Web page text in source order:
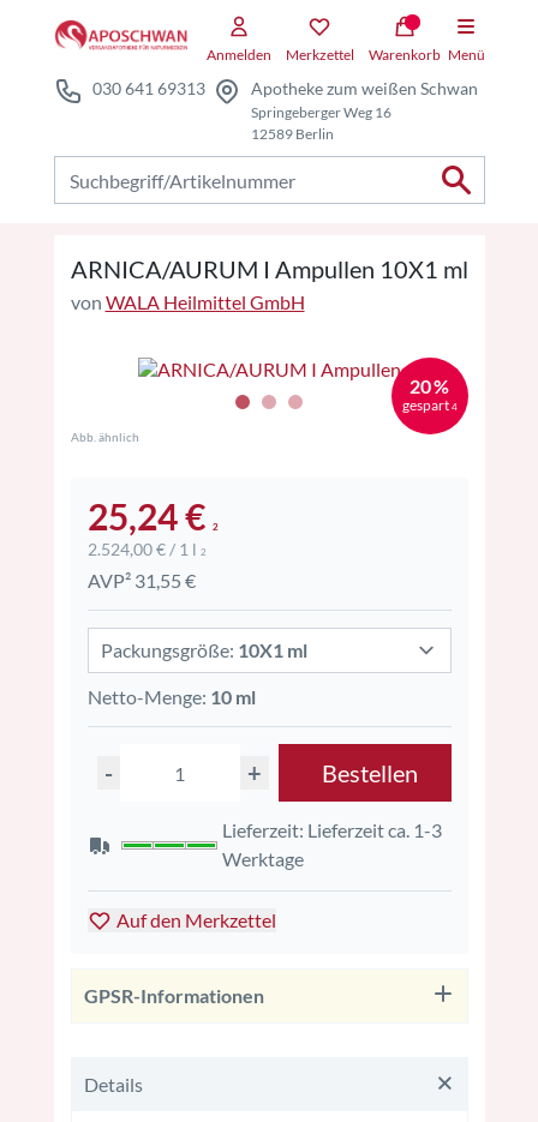
Anmelden Merkzettel Warenkorb Menü
030 641 69313 Apotheke zum weißen Schwan
Springeberger Weg 16
12589 Berlin
ARNICA/AURUM I Ampullen 10X1 ml
von WALA Heilmittel GmbH
20 %
gespart 4
Abb. ähnlich
25,24 € 2
2.524,00 € / 1 l 2
AVP² 31,55 €
Packungsgröße: 10X1 ml
Netto-Menge: 10 ml
- + Bestellen
Lieferzeit: Lieferzeit ca. 1-3
Werktage
Auf den Merkzettel
GPSR-Informationen
Details